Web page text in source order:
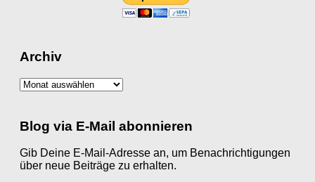
Archiv
Archiv
Blog via E-Mail abonnieren
Gib Deine E-Mail-Adresse an, um Benachrichtigungen
über neue Beiträge zu erhalten.